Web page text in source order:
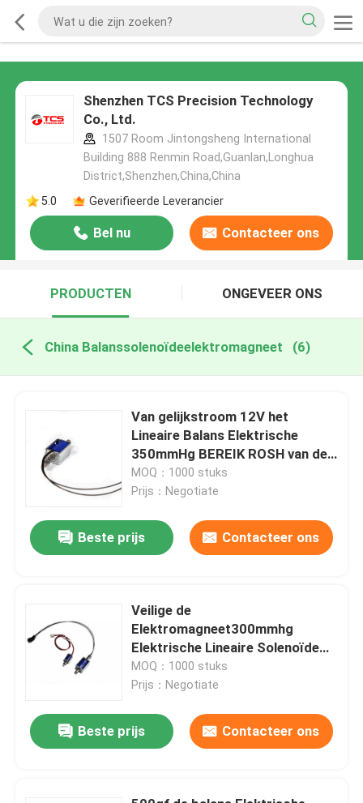
Shenzhen TCS Precision Technology
Co., Ltd.
1507 Room Jintongsheng International
Building 888 Renmin Road,Guanlan,Longhua
District,Shenzhen,China,China
5.0
Geverifieerde Leverancier
Bel nu Contacteer ons
PRODUCTEN ONGEVEER ONS
China Balanssolenoïdeelektromagneet (6)
Van gelijkstroom 12V het
Lineaire Balans Elektrische
350mmHg BEREIK ROSH van de
de Solenoïdeelektromagneet
MOQ：1000 stuks
Prijs：Negotiate
Beste prijs Contacteer ons
Veilige de
Elektromagneet300mmhg
Elektrische Lineaire Solenoïde
van de Slotgelijkstroom 9V
Balanssolenoïde
MOQ：1000 stuks
Prijs：Negotiate
Beste prijs Contacteer ons